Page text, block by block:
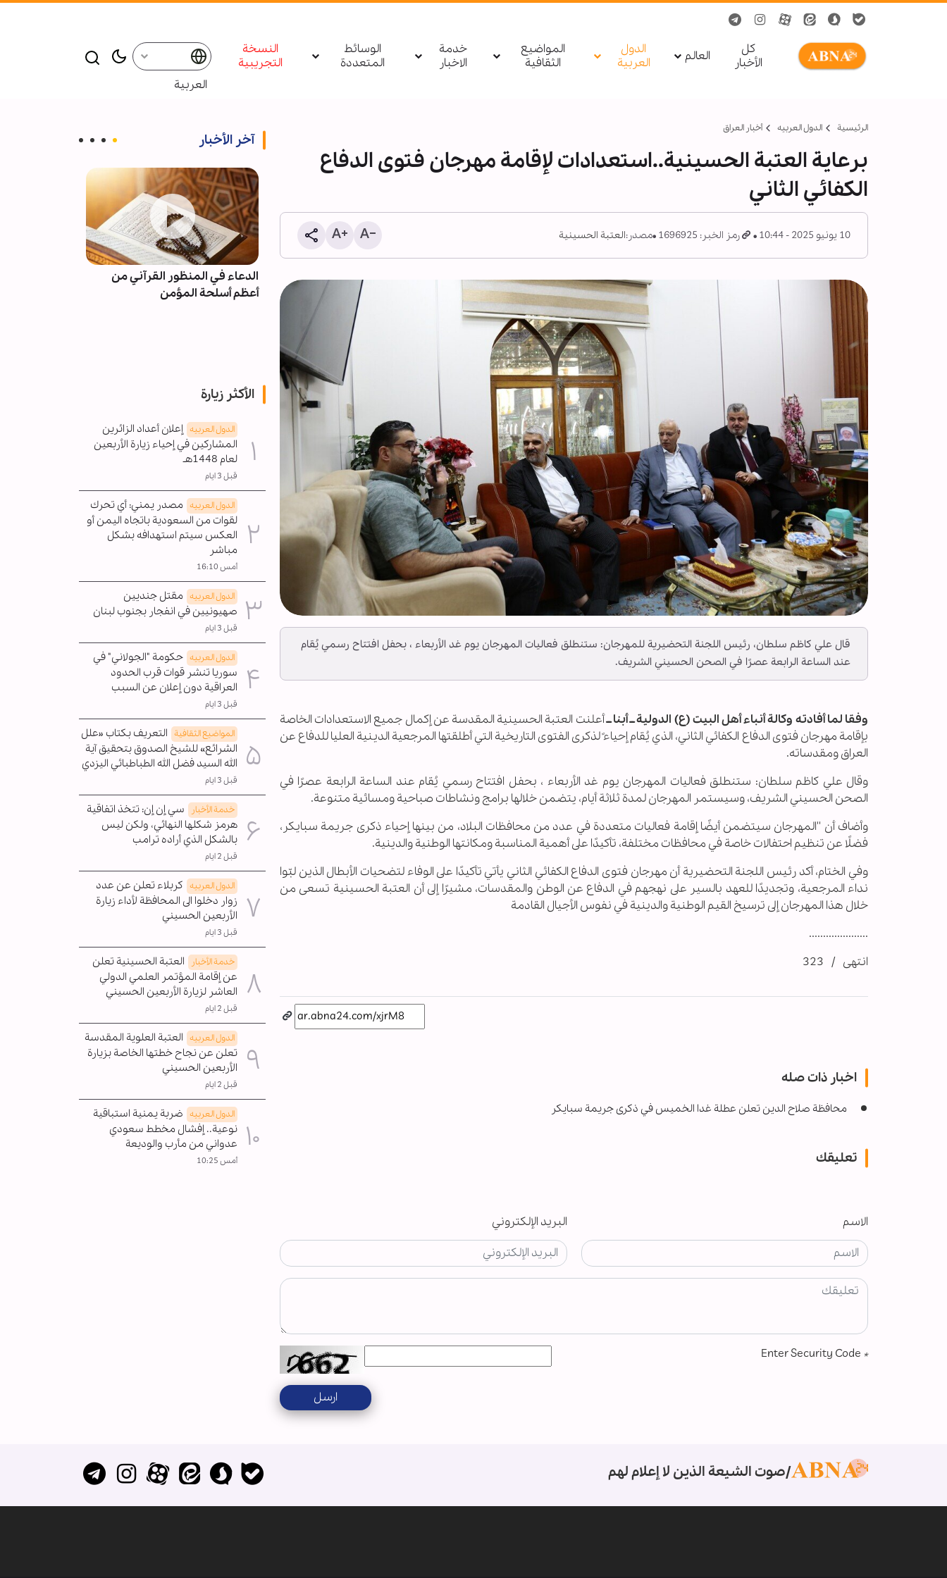
کل
الأخبار
العالم
الدول
العربیة
المواضيع
الثقافية
خدمة
الاخبار
الوسائط
المتعددة
النسخة
التجريبية
العربية
الرئيسية الدول العربیه أخبار العراق
برعاية العتبة الحسينية..استعدادات لإقامة مهرجان فتوى الدفاع
الكفائي الثاني
10 يونيو 2025 - 10:44 رمز الخبر: 1696925 مصدر:العتبة الحسينية
قال علي كاظم سلطان، رئيس اللجنة التحضيرية للمهرجان: ستنطلق فعاليات المهرجان يوم غد الأربعاء ، بحفل افتتاح رسمي يُقام
عند الساعة الرابعة عصرًا في الصحن الحسيني الشريف.
وفقا لما أفادته وكالة أنباء أهل البيت (ع) الدولية ــ أبنا ــأعلنت العتبة الحسينية المقدسة عن إكمال جميع الاستعدادات الخاصة
بإقامة مهرجان فتوى الدفاع الكفائي الثاني، الذي يُقام إحياءً لذكرى الفتوى التاريخية التي أطلقتها المرجعية الدينية العليا للدفاع عن
العراق ومقدساته.
وقال علي كاظم سلطان: ستنطلق فعاليات المهرجان يوم غد الأربعاء ، بحفل افتتاح رسمي يُقام عند الساعة الرابعة عصرًا في
الصحن الحسيني الشريف، وسيستمر المهرجان لمدة ثلاثة أيام، يتضمن خلالها برامج ونشاطات صباحية ومسائية متنوعة.
وأضاف أن ''المهرجان سيتضمن أيضًا إقامة فعاليات متعددة في عدد من محافظات البلاد، من بينها إحياء ذكرى جريمة سبايكر،
فضلًا عن تنظيم احتفالات خاصة في محافظات مختلفة، تأكيدًا على أهمية المناسبة ومكانتها الوطنية والدينية.
وفي الختام، أكد رئيس اللجنة التحضيرية أن مهرجان فتوى الدفاع الكفائي الثاني يأتي تأكيدًا على الوفاء لتضحيات الأبطال الذين لبّوا
نداء المرجعية، وتجديدًا للعهد بالسير على نهجهم في الدفاع عن الوطن والمقدسات، مشيرًا إلى أن العتبة الحسينية تسعى من
خلال هذا المهرجان إلى ترسيخ القيم الوطنية والدينية في نفوس الأجيال القادمة
.....................
انتهى / 323
اخبار ذات صله
محافظة صلاح الدين تعلن عطلة غدا الخميس في ذكرى جريمة سبايكر
تعليقك
الاسم البريد الإلكتروني
*
ارسل
آخر الأخبار
تقرير مصور/ العتبة العباسية تقيم
مجلس عزاء أريعينية الإمام
الحسين (ع) في مدينة "مومباسا"
الدعاء في المنظور القرآني من
أعظم أسلحة المؤمن
الأكثر زيارة
الدول العربیه إعلان أعداد الزائرين
المشاركين في إحياء زيارة الأربعين
لعام 1448هـ
قبل 3 ايام
الدول العربیه مصدر يمني: أي تحرك
لقوات من السعودية باتجاه اليمن أو
العكس سيتم استهدافه بشكل
مباشر
أمس 16:10
الدول العربیه مقتل جنديين
صهيونيين في انفجار بجنوب لبنان
قبل 3 ايام
الدول العربیه حكومة "الجولاني" في
سوريا تنشر قوات قرب الحدود
العراقية دون إعلان عن السبب
قبل 3 ايام
المواضیع الثقافية التعريف بكتاب «علل
الشرائع» للشيخ الصدوق بتحقيق آية
الله السيد فضل الله الطباطبائي اليزدي
قبل 3 ايام
خدمة الأخبار
سي إن إن: تتخذ اتفاقية
هرمز شكلها النهائي، ولكن ليس
بالشكل الذي أراده ترامب
قبل 2 ايام
الدول العربیه كربلاء تعلن عن عدد
زوار دخلوا الى المحافظة لأداء زيارة
الأربعين الحسيني
قبل 3 ايام
خدمة الأخبار
العتبة الحسينية تعلن
عن إقامة المؤتمر العلمي الدولي
العاشر لزيارة الأربعين الحسيني
قبل 2 ايام
الدول العربیه العتبة العلوية المقدسة
تعلن عن نجاح خطتها الخاصة بزيارة
الأربعين الحسيني
قبل 2 ايام
الدول العربیه ضربة يمنية استباقية
نوعية.. إفشال مخطط سعودي
عدواني من مأرب والوديعة
أمس 10:25
صوت الشيعة الذين لا إعلام لهم